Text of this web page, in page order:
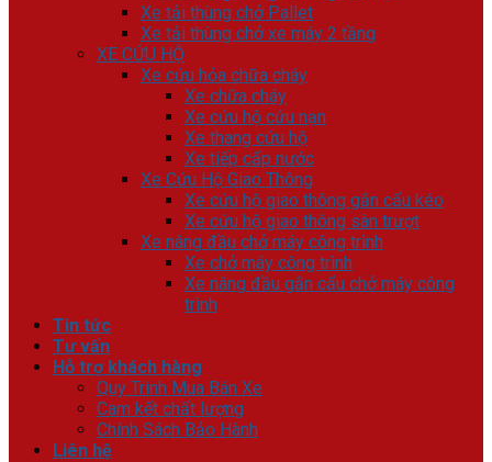
Xe tải thùng chở Pallet
Xe tải thùng chở xe máy 2 tầng
XE CỨU HỘ
Xe cứu hỏa chữa cháy
Xe chữa cháy
Xe cứu hộ cứu nạn
Xe thang cứu hộ
Xe tiếp cấp nước
Xe Cứu Hộ Giao Thông
Xe cứu hộ giao thông gắn cẩu kéo
Xe cứu hộ giao thông sàn trượt
Xe nâng đầu chở máy công trình
Xe chở máy công trình
Xe nâng đầu gắn cẩu chở máy công
trình
Tin tức
Tư vấn
Hỗ trợ khách hàng
Quy Trình Mua Bán Xe
Cam kết chất lượng
Chính Sách Bảo Hành
Liên hệ